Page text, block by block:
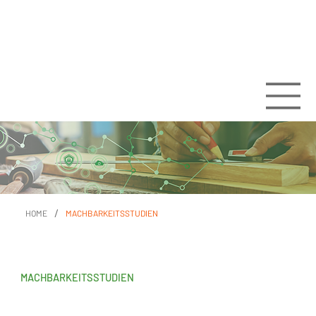
HOME / MACHBARKEITSSTUDIEN
MACHBARKEITSSTUDIEN